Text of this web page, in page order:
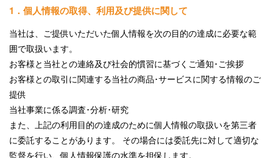
1．個人情報の取得、利用及び提供に関して
当社は、ご提供いただいた個人情報を次の目的の達成に必要な範
囲で取扱います。
お客様と当社との連絡及び社会的慣習に基づくご通知･ご挨拶
お客様との取引に関連する当社の商品･サービスに関する情報のご
提供
当社事業に係る調査･分析･研究
また、上記の利用目的の達成のために個人情報の取扱いを第三者
に委託することがあります。 その場合には委託先に対して適切な
監督を行い、個人情報保護の水準を担保します。